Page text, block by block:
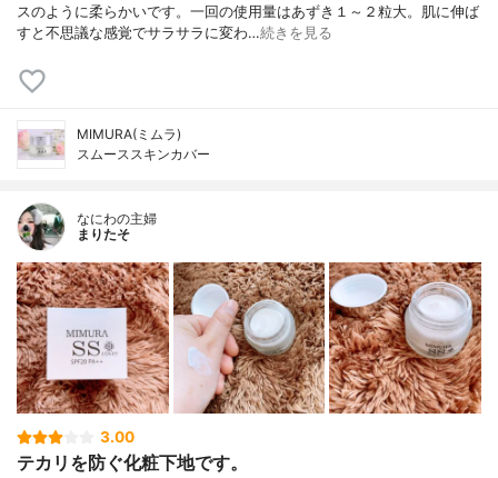
スのように柔らかいです。一回の使用量はあずき１～２粒大。肌に伸ば
すと不思議な感覚でサラサラに変わ…続きを見る
MIMURA(ミムラ)
スムーススキンカバー
なにわの主婦
まりたそ
3.00
テカリを防ぐ化粧下地です。